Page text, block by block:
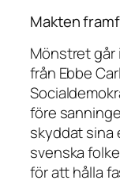
Makten
Mönstret går
från Ebbe
före
skyddat sina
svenska
för att hålla